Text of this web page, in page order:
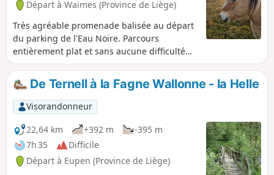
idéale pour célébrer un moment particulier dans un
paysage resté intact.
Départ à Waimes (Province de Liège)
Très agréable promenade balisée au départ
du parking de l'Eau Noire. Parcours
entièrement plat et sans aucune difficulté
dans les Hautes Fagnes, dont une partie sur
caillebotis.Seul bémol : selon la direction du
vent, on peut entendre le circuit de Spa-
Francorchamps dans le lointain si ce dernier
est en activité, comme c'est le cas pour
toutes les promenades dans la région.
De Ternell à la Fagne Wallonne - la Helle
Visorandonneur
22,64 km
+392 m
-395 m
7h 35
Difficile
Départ à Eupen (Province de Liège)